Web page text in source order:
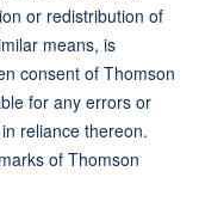
or redistribution of
means, is
consent of Thomson
for any errors or
reliance thereon.
of Thomson